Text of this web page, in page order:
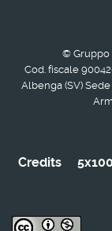
© Gruppo
Cod. fiscale
Albenga (SV)
Credits